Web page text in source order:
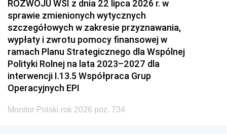
ROZWOJU WSI z dnia 22 lipca 2026 r. w
sprawie zmienionych wytycznych
szczegółowych w zakresie przyznawania,
wypłaty i zwrotu pomocy finansowej w
ramach Planu Strategicznego dla Wspólnej
Polityki Rolnej na lata 2023–2027 dla
interwencji I.13.5 Współpraca Grup
Operacyjnych EPI
Monitor Polski rok 2026 poz. 734